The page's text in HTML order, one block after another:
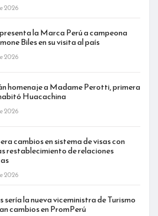
2026
la Marca Perú a campeona
Biles en su visita al país
2026
homenaje a Madame Perotti, primera
Huacachina
2026
cambios en sistema de visas con
restablecimiento de relaciones
2026
sería la nueva viceministra de Turismo
cambios en PromPerú